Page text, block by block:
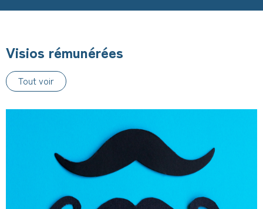
Visios rémunérées
Tout voir